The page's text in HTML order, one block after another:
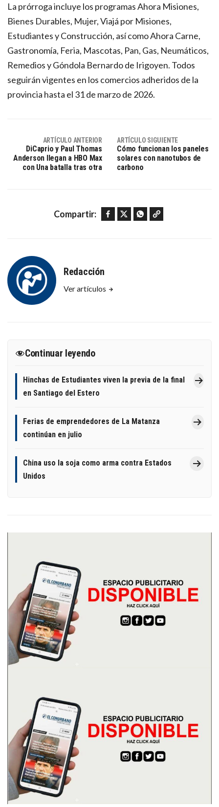
La prórroga incluye los programas Ahora Misiones,
Bienes Durables, Mujer, Viajá por Misiones,
Estudiantes y Construcción, así como Ahora Carne,
Gastronomía, Feria, Mascotas, Pan, Gas, Neumáticos,
Remedios y Góndola Bernardo de Irigoyen. Todos
seguirán vigentes en los comercios adheridos de la
provincia hasta el 31 de marzo de 2026.
ARTÍCULO ANTERIOR
DiCaprio y Paul Thomas
Anderson llegan a HBO Max
con Una batalla tras otra
ARTÍCULO SIGUIENTE
Cómo funcionan los paneles
solares con nanotubos de
carbono
Compartir: Facebook Twitter WhatsApp Copy link
Redacción
Ver artículos
Continuar leyendo
Hinchas de Estudiantes viven la previa de la final
en Santiago del Estero
Ferias de emprendedores de La Matanza
continúan en julio
China uso la soja como arma contra Estados
Unidos